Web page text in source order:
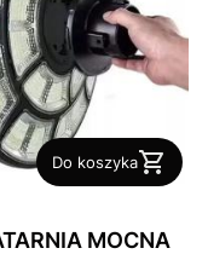
Do koszyka
MOCNA